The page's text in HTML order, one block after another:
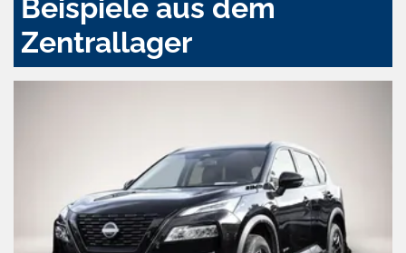
Beispiele aus dem
Zentrallager